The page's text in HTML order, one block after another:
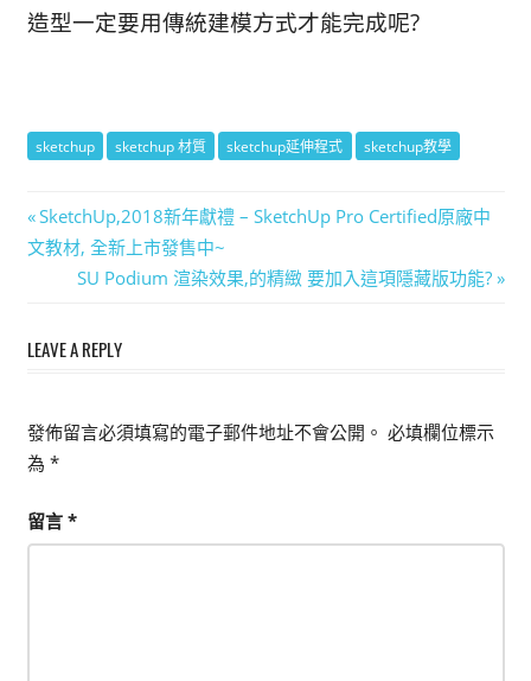
造型一定要用傳統建模方式才能完成呢?
sketchup sketchup 材質 sketchup延伸程式 sketchup教學
文
章
覽
Previous
Post:
SketchUp,2018新年獻禮 – SketchUp Pro Certified原廠中
文教材, 全新上市發售中~
Next
SU Podium 渲染效果,的精緻 要加入這項隱藏版功能?
LEAVE A REPLY
發佈留言必須填寫的電子郵件地址不會公開。 必填欄位標示
為 *
留言 *